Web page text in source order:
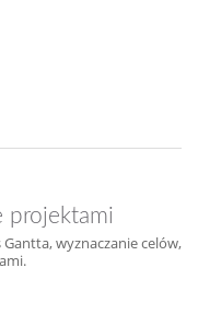
projektami
wyznaczanie celów,